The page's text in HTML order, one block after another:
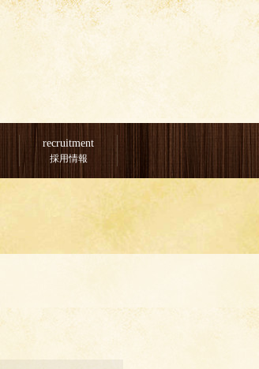
recruitment
採用情報